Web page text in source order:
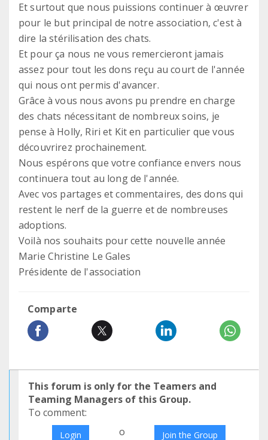
Et surtout que nous puissions continuer à œuvrer
pour le but principal de notre association, c'est à
dire la stérilisation des chats.
Et pour ça nous ne vous remercieront jamais
assez pour tout les dons reçu au court de l'année
qui nous ont permis d'avancer.
Grâce à vous nous avons pu prendre en charge
des chats nécessitant de nombreux soins, je
pense à Holly, Riri et Kit en particulier que vous
découvrirez prochainement.
Nous espérons que votre confiance envers nous
continuera tout au long de l'année.
Avec vos partages et commentaires, des dons qui
restent le nerf de la guerre et de nombreuses
adoptions.
Voilà nos souhaits pour cette nouvelle année
Marie Christine Le Gales
Présidente de l'association
Comparte
This forum is only for the Teamers and
Teaming Managers of this Group.
To comment:
Login o Join the Group